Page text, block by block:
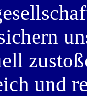
und